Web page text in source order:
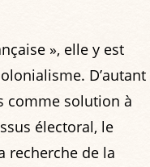
», elle y est
D’autant
comme solution à
électoral, le
recherche de la